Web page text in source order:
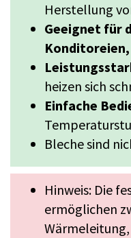
Herstellung
Geeignet für
heizen sich
Einfache
Bleche sind
Hinweis: Die
ermöglichen